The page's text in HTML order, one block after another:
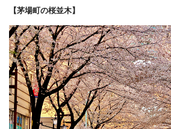
【茅場町の桜並木】